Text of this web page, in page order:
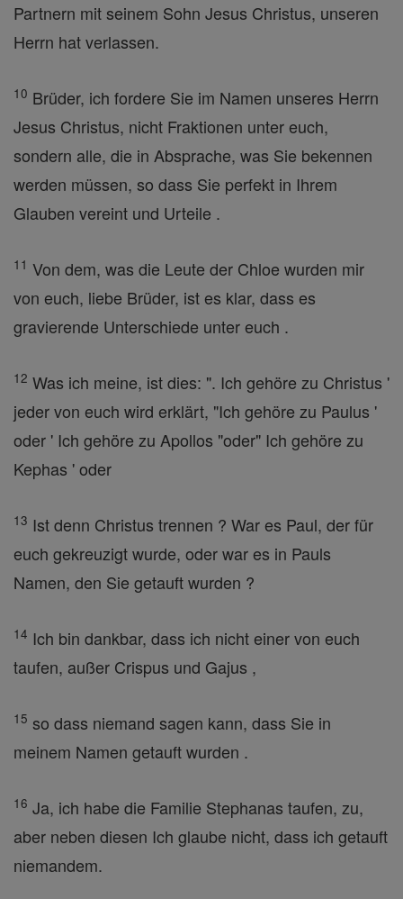
Partnern mit seinem Sohn Jesus Christus, unseren
Herrn hat verlassen.
10 Brüder, ich fordere Sie im Namen unseres Herrn
Jesus Christus, nicht Fraktionen unter euch,
sondern alle, die in Absprache, was Sie bekennen
werden müssen, so dass Sie perfekt in Ihrem
Glauben vereint und Urteile .
11 Von dem, was die Leute der Chloe wurden mir
von euch, liebe Brüder, ist es klar, dass es
gravierende Unterschiede unter euch .
12 Was ich meine, ist dies: ". Ich gehöre zu Christus '
jeder von euch wird erklärt, "Ich gehöre zu Paulus '
oder ' Ich gehöre zu Apollos "oder" Ich gehöre zu
Kephas ' oder
13 Ist denn Christus trennen ? War es Paul, der für
euch gekreuzigt wurde, oder war es in Pauls
Namen, den Sie getauft wurden ?
14 Ich bin dankbar, dass ich nicht einer von euch
taufen, außer Crispus und Gajus ,
15 so dass niemand sagen kann, dass Sie in
meinem Namen getauft wurden .
16 Ja, ich habe die Familie Stephanas taufen, zu,
aber neben diesen Ich glaube nicht, dass ich getauft
niemandem.